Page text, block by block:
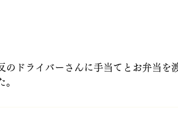
のドライバーさんに手当てとお弁当を
。